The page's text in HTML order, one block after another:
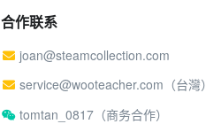
合作联系
joan@steamcollection.com
service@wooteacher.com（台灣）
tomtan_0817（商务合作）